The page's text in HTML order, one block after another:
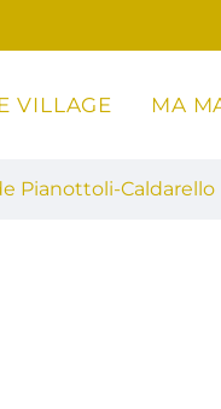
de
VILLAGE MA
Pianottoli-Caldarello